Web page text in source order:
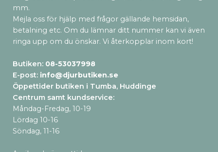
mm.
Mejla oss för hjälp med frågor gällande hemsidan,
betalning etc. Om du lämnar ditt nummer kan vi även
ringa upp om du önskar. Vi återkopplar inom kort!
Butiken: 08-53037998
E-post: info@djurbutiken.se
Öppettider butiken i Tumba, Huddinge
Centrum samt kundservice:
Måndag-Fredag, 10-19
Lördag 10-16
Söndag, 11-16